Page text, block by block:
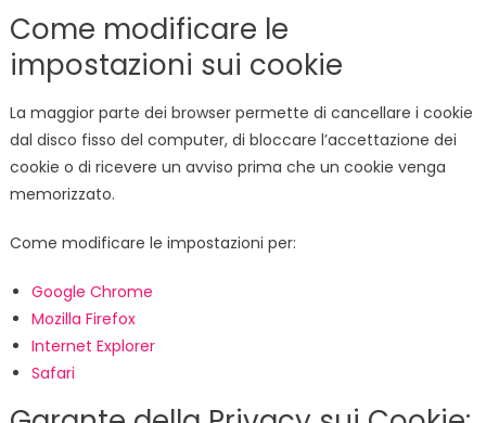
Come modificare le
impostazioni sui cookie
La maggior parte dei browser permette di cancellare i cookie
dal disco fisso del computer, di bloccare l’accettazione dei
cookie o di ricevere un avviso prima che un cookie venga
memorizzato.
Come modificare le impostazioni per:
Google Chrome
Mozilla Firefox
Internet Explorer
Safari